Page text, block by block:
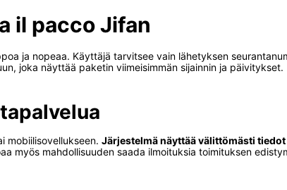
il pacco Jifan
ja nopeaa. Käyttäjä tarvitsee vain lähetyksen
joka näyttää paketin viimeisimmän sijainnin ja päivitykset.
mobiilisovellukseen. Järjestelmä näyttää välittömästi tiedot
myös mahdollisuuden saada ilmoituksia toimituksen